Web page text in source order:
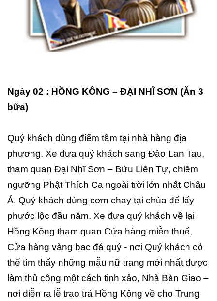
Ngày 02 : HỒNG KÔNG – ĐẠI NHĨ SƠN (Ăn 3
bữa)
Quý khách dùng điểm tâm tại nhà hàng địa
phương. Xe đưa quý khách sang Đảo Lan Tau,
tham quan Đại Nhĩ Sơn – Bửu Liên Tự, chiêm
ngưỡng Phật Thích Ca ngoài trời lớn nhất Châu
Á. Quý khách dùng cơm chay tại chùa để lấy
phước lộc đầu năm. Xe đưa quý khách về lại
Hồng Kông tham quan Cửa hàng miễn thuế,
Cửa hàng vàng bạc đá quý - nơi Quý khách có
thể tìm thấy những mẫu nữ trang mới nhất được
làm thủ công một cách tinh xảo, Nhà Bàn Giao –
nơi diễn ra lễ trao trả Hồng Kông về cho Trung